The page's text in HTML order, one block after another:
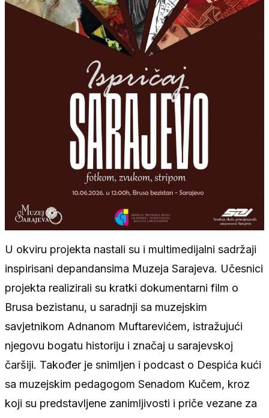
U okviru projekta nastali su i multimedijalni sadržaji
inspirisani depandansima Muzeja Sarajeva. Učesnici
projekta realizirali su kratki dokumentarni film o
Brusa bezistanu, u saradnji sa muzejskim
savjetnikom Adnanom Muftarevićem, istražujući
njegovu bogatu historiju i značaj u sarajevskoj
čaršiji. Također je snimljen i podcast o Despića kući
sa muzejskim pedagogom Senadom Kučem, kroz
koji su predstavljene zanimljivosti i priče vezane za